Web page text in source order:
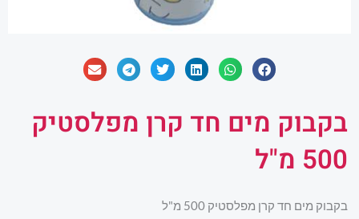
בקבוק מים חד קרן מפלסטיק
500 מ"ל
בקבוק מים חד קרן מפלסטיק 500 מ"ל